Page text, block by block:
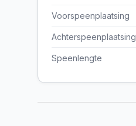
Voorspeenplaatsing
Achterspeenplaatsing
Speenlengte